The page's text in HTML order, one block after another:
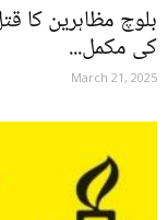
بلوچ مظاہرین کا
کی مکمل...
March 21, 2025